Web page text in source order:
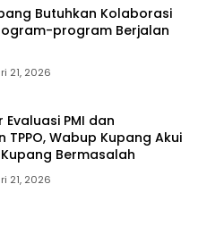
Butuhkan Kolaborasi
program Berjalan
21, 2026
Evaluasi PMI dan
TPPO, Wabup Kupang Akui
Bermasalah
21, 2026